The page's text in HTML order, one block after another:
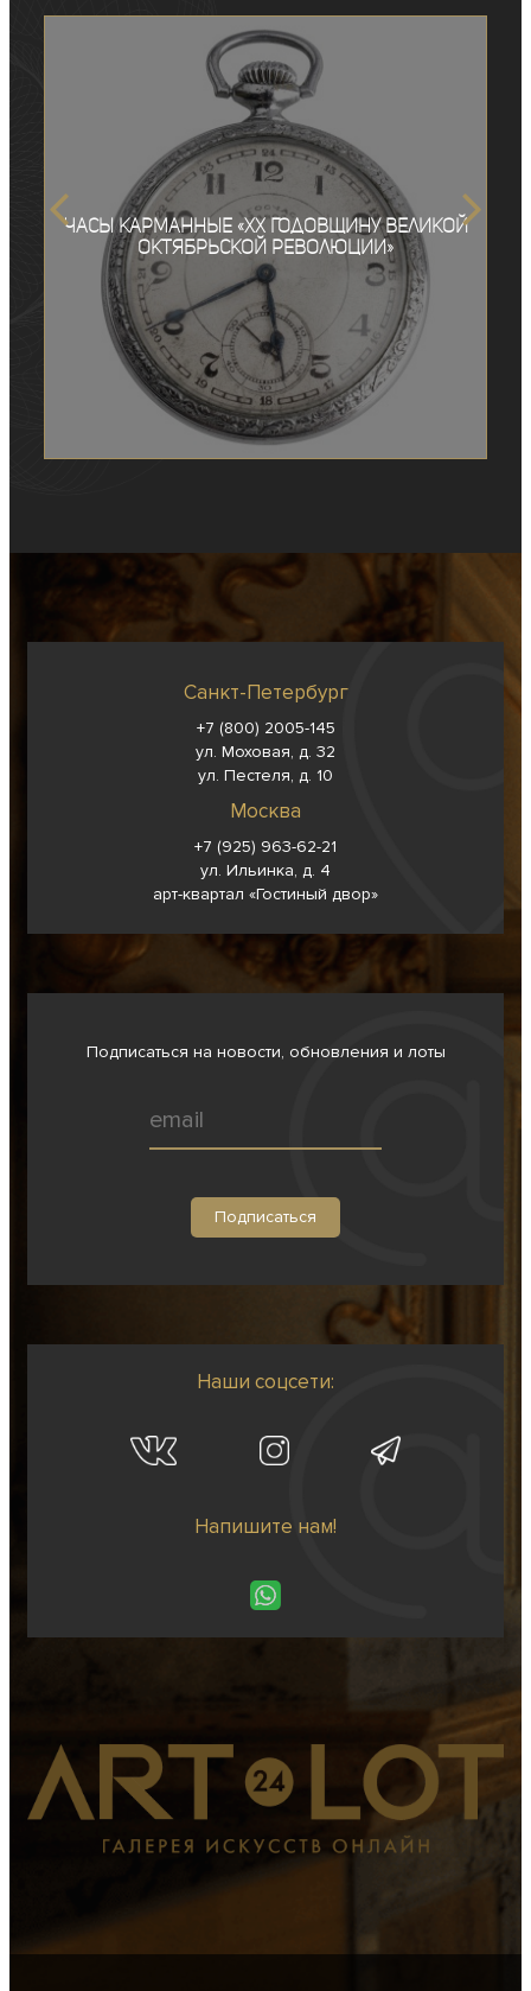
Часы карманные «ХХ Годовщину Великой
Октябрьской Революции»
Санкт-Петербург
+7 (800) 2005-145
ул. Моховая, д. 32
ул. Пестеля, д. 10
Москва
+7 (925) 963-62-21
ул. Ильинка, д. 4
арт-квартал «Гостиный двор»
Подписаться на новости, обновления и лоты
Наши соцсети:
Напишите нам!